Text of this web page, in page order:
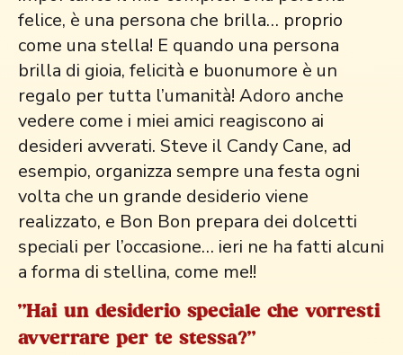
felice, è una persona che brilla… proprio
come una stella! E quando una persona
brilla di gioia, felicità e buonumore è un
regalo per tutta l’umanità! Adoro anche
vedere come i miei amici reagiscono ai
desideri avverati. Steve il Candy Cane, ad
esempio, organizza sempre una festa ogni
volta che un grande desiderio viene
realizzato, e Bon Bon prepara dei dolcetti
speciali per l’occasione… ieri ne ha fatti alcuni
a forma di stellina, come me!!
"Hai un desiderio speciale che vorresti
avverrare per te stessa?"